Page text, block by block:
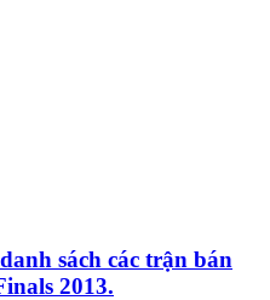
sách các trận bán
2013.